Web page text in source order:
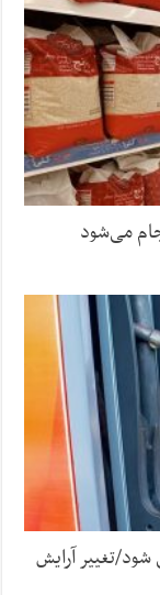
می‌شود
تغییر آرایش